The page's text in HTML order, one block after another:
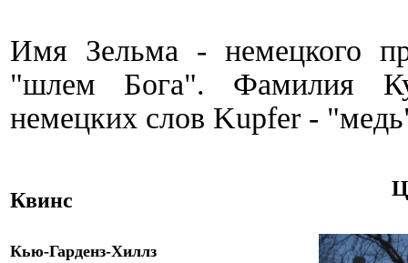
Имя Зельма - немецкого
"шлем Бога".
Фамилия
немецких слов Kupfer -
Квинс
Кью-Гарденз-Хиллз